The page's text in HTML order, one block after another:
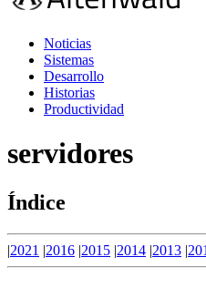
Noticias
Sistemas
Desarrollo
Historias
Productividad
servidores
Índice
|2021 |2016 |2015 |2014 |2013 |